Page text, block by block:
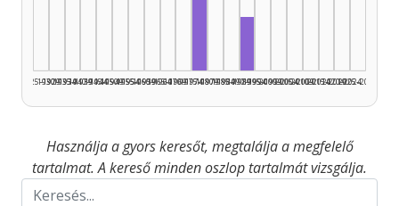
1925–1929
1930–1934
1935–1939
1940–1944
1945–1949
1950–1954
1955–1959
1960–1964
1965–1969
1970–1974
1975–1979
1980–1984
1985–1989
1990–1994
1995–1999
2000–2004
2005–2009
2010–2014
2015–2019
2020–2024
2025–2026
Használja a gyors keresőt, megtalálja a megfelelő
tartalmat. A kereső minden oszlop tartalmát vizsgálja.